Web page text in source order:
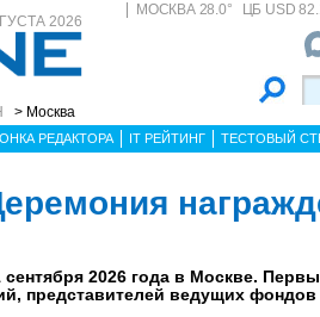
2026
> Москва
МОСКВА 28.0° ЦБ USD
РЕДАКТОРА IT РЕЙТИНГ ТЕСТОВЫЙ
2026 года в Москве.
представителей ведущих